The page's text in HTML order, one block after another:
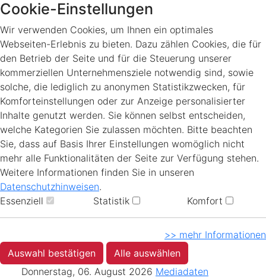
Cookie-Einstellungen
Wir verwenden Cookies, um Ihnen ein optimales
Webseiten-Erlebnis zu bieten. Dazu zählen Cookies, die für
den Betrieb der Seite und für die Steuerung unserer
kommerziellen Unternehmensziele notwendig sind, sowie
solche, die lediglich zu anonymen Statistikzwecken, für
Komforteinstellungen oder zur Anzeige personalisierter
Inhalte genutzt werden. Sie können selbst entscheiden,
welche Kategorien Sie zulassen möchten. Bitte beachten
Sie, dass auf Basis Ihrer Einstellungen womöglich nicht
mehr alle Funktionalitäten der Seite zur Verfügung stehen.
Weitere Informationen finden Sie in unseren
Datenschutzhinweisen.
Essenziell
Statistik Komfort
>> mehr Informationen
Auswahl bestätigen
Alle auswählen
Donnerstag, 06. August 2026 Mediadaten